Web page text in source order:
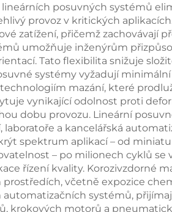
posuvných systémů
provoz v kritických
zatížení, přičemž zachovávají
umožňuje inženýrům
Tato flexibilita snižuje
systémy vyžadují
mazání, které
vynikající odolnost proti
dobu provozu. Lineární
a kancelářská
spektrum aplikací – od
– po milionech cyklů
řízení kvality. Korozivzdorné
včetně expozice
systémů,
krokových motorů a